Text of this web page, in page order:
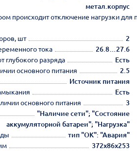
метал.корпус
происходит отключение нагрузки для
шт
2
тока
26.8…27.6
глубокого разряда
Есть
основного питания
2.5
Источник питания
Есть
основного питания
3
"Наличие сети"; "Состояние
аккумуляторной батареи"; "Нагрузка"
тип "ОК": "Авария"
372х86х253